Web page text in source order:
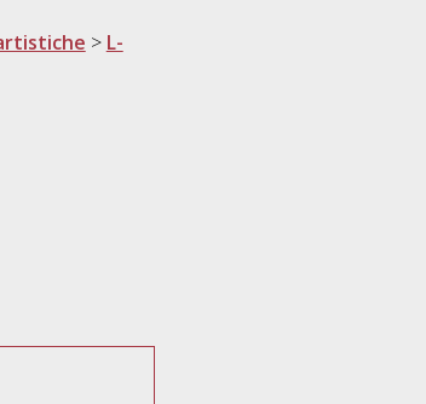
> L-